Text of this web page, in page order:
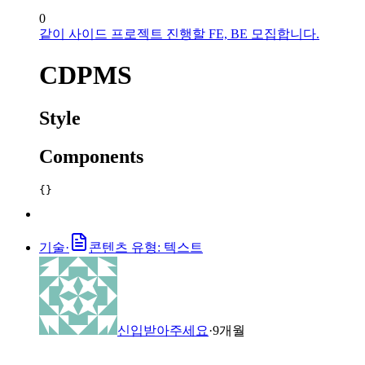
0
같이 사이드 프로젝트 진행할 FE, BE 모집합니다.
CDPMS
Style
Components
{}
기술· 콘텐츠 유형: 텍스트
신입받아주세요·9개월